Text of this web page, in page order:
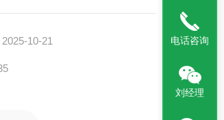
10-21 电话咨询
刘经理